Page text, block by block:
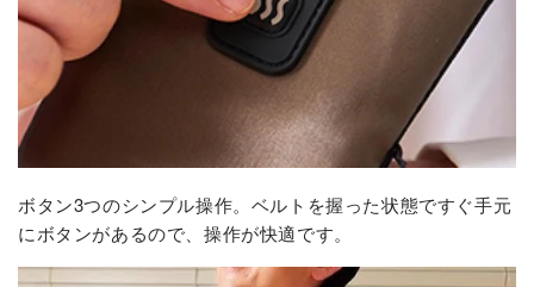
ボタン3つのシンプル操作。ベルトを握った状態ですぐ手元
にボタンがあるので、操作が快適です。